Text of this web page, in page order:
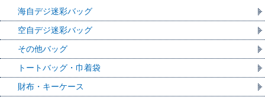
海自デジ迷彩バッグ
空自デジ迷彩バッグ
その他バッグ
トートバッグ・巾着袋
財布・キーケース